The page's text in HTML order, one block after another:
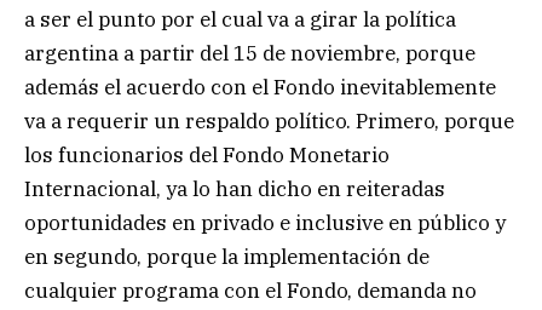
a ser el punto por el cual va a girar la política
argentina a partir del 15 de noviembre, porque
además el acuerdo con el Fondo inevitablemente
va a requerir un respaldo político. Primero, porque
los funcionarios del Fondo Monetario
Internacional, ya lo han dicho en reiteradas
oportunidades en privado e inclusive en público y
en segundo, porque la implementación de
cualquier programa con el Fondo, demanda no